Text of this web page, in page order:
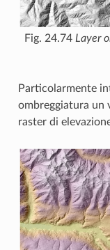
Fig. 24.74 Layer
Particolarmente
ombreggiatura un
raster di